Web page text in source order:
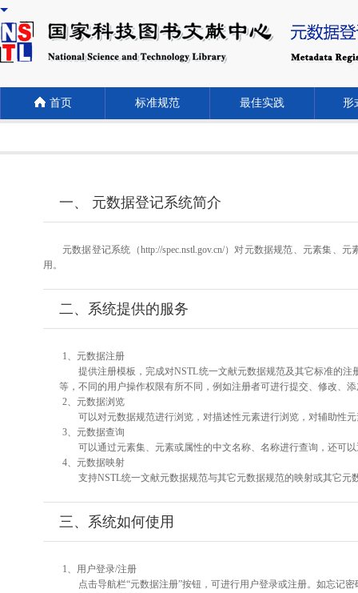
首页 标准规范 最佳实践 形
一、 元数据登记系统简介
元数据登记系统（http://spec.nstl.gov.cn/）对元数据规范、元素集
用。
二、系统提供的服务
1、元数据注册
提供注册模板，完成对NSTL统一文献元数据规范及其它标准的
等，不同的用户操作权限有所不同，例如注册者可进行提交、修改、
2、元数据浏览
可以对元数据规范进行浏览，对描述性元素进行浏览，对辅助性
3、元数据查询
可以通过元素集、元素或属性的中文名称、名称进行查询，还可
4、元数据映射
支持NSTL统一文献元数据规范与其它元数据规范的映射或其它元
三、系统如何使用
1、用户登录/注册
点击导航栏“元数据注册”按钮，可进行用户登录或注册。如忘记